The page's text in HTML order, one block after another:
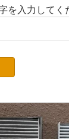
を入力してく